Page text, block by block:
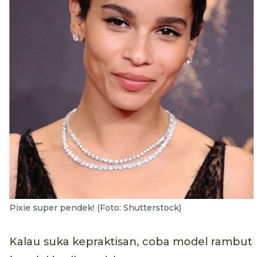
Pixie super pendek! (Foto: Shutterstock)
Kalau suka kepraktisan, coba model rambut